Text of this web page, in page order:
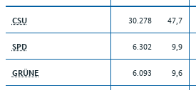
CSU 30.278 47,7
SPD 6.302 9,9
GRÜNE 6.093 9,6